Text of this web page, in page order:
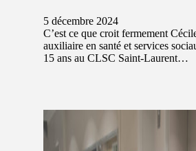
5 décembre 2024
C’est ce que croit fermement
auxiliaire en santé et services
15 ans au CLSC Saint-Laurent…